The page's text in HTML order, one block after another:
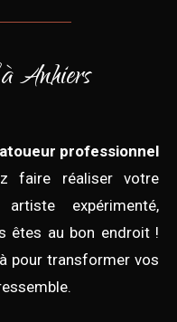
Anhiers
professionnel
faire réaliser votre
expérimenté,
êtes au bon endroit !
pour transformer vos